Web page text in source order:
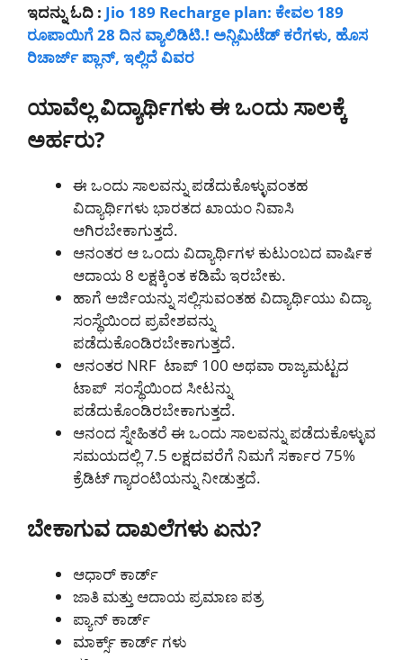
ಇದನ್ನು ಓದಿ : Jio 189 Recharge plan: ಕೇವಲ 189
ರೂಪಾಯಿಗೆ 28 ದಿನ ವ್ಯಾಲಿಡಿಟಿ.! ಅನ್ಲಿಮಿಟೆಡ್ ಕರೆಗಳು, ಹೊಸ
ರಿಚಾರ್ಜ್ ಪ್ಲಾನ್, ಇಲ್ಲಿದೆ ವಿವರ
ಯಾವೆಲ್ಲ ವಿದ್ಯಾರ್ಥಿಗಳು ಈ ಒಂದು ಸಾಲಕ್ಕೆ
ಅರ್ಹರು?
ಈ ಒಂದು ಸಾಲವನ್ನು ಪಡೆದುಕೊಳ್ಳುವಂತಹ
ವಿದ್ಯಾರ್ಥಿಗಳು ಭಾರತದ ಖಾಯಂ ನಿವಾಸಿ
ಆಗಿರಬೇಕಾಗುತ್ತದೆ.
ಆನಂತರ ಆ ಒಂದು ವಿದ್ಯಾರ್ಥಿಗಳ ಕುಟುಂಬದ ವಾರ್ಷಿಕ
ಆದಾಯ 8 ಲಕ್ಷಕ್ಕಿಂತ ಕಡಿಮೆ ಇರಬೇಕು.
ಹಾಗೆ ಅರ್ಜಿಯನ್ನು ಸಲ್ಲಿಸುವಂತಹ ವಿದ್ಯಾರ್ಥಿಯು ವಿದ್ಯಾ
ಸಂಸ್ಥೆಯಿಂದ ಪ್ರವೇಶವನ್ನು
ಪಡೆದುಕೊಂಡಿರಬೇಕಾಗುತ್ತದೆ.
ಆನಂತರ NRF ಟಾಪ್ 100 ಅಥವಾ ರಾಜ್ಯಮಟ್ಟದ
ಟಾಪ್ ಸಂಸ್ಥೆಯಿಂದ ಸೀಟನ್ನು
ಪಡೆದುಕೊಂಡಿರಬೇಕಾಗುತ್ತದೆ.
ಆನಂದ ಸ್ನೇಹಿತರೆ ಈ ಒಂದು ಸಾಲವನ್ನು ಪಡೆದುಕೊಳ್ಳುವ
ಸಮಯದಲ್ಲಿ 7.5 ಲಕ್ಷದವರೆಗೆ ನಿಮಗೆ ಸರ್ಕಾರ 75%
ಕ್ರೆಡಿಟ್ ಗ್ಯಾರಂಟಿಯನ್ನು ನೀಡುತ್ತದೆ.
ಬೇಕಾಗುವ ದಾಖಲೆಗಳು ಏನು?
ಆಧಾರ್ ಕಾರ್ಡ್
ಜಾತಿ ಮತ್ತು ಆದಾಯ ಪ್ರಮಾಣ ಪತ್ರ
ಪ್ಯಾನ್ ಕಾರ್ಡ್
ಮಾರ್ಕ್ಸ್ ಕಾರ್ಡ್ ಗಳು